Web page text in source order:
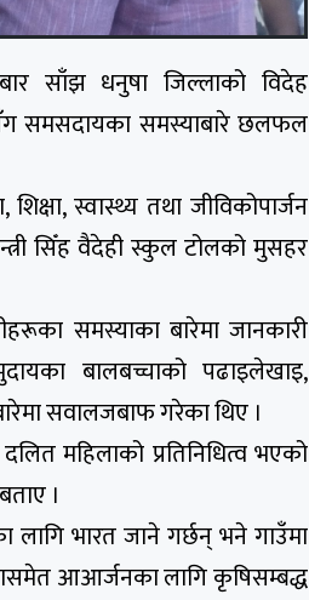
साँझ धनुषा जिल्लाको विदेह
समसदायका समस्याबारे छलफल
स्वास्थ्य तथा जीविकोपार्जन
सिँह वैदेही स्कुल टोलको मुसहर
समस्याका बारेमा जानकारी
बालबच्चाको पढाइलेखाइ,
सवालजबाफ गरेका थिए ।
महिलाको प्रतिनिधित्व भएको
।
लागि भारत जाने गर्छन् भने गाउँमा
आआर्जनका लागि कृषिसम्बद्ध